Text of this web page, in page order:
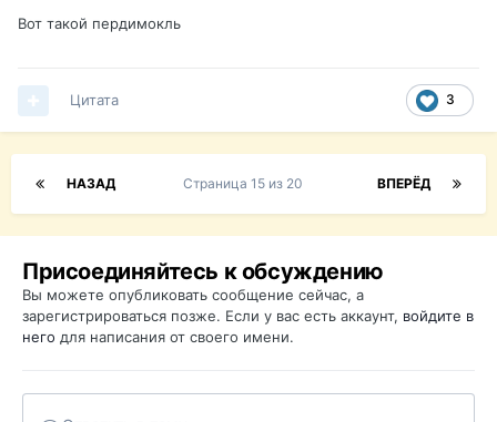
Вот такой пердимокль
3
Цитата
НАЗАД ВПЕРЁД
Страница 15 из 20
Присоединяйтесь к обсуждению
Вы можете опубликовать сообщение сейчас, а
зарегистрироваться позже. Если у вас есть аккаунт, войдите в
него для написания от своего имени.